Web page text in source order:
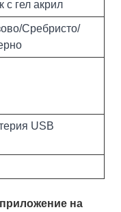
с гел акрил
Сребристо/
USB
на